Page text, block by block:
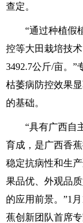
查定。
“通过种植假植
控等大田栽培技
3492.7公斤/亩。”
枯萎病防控效果
的基础。
“具有广西自主
育成，是广西香
稳定抗病性和生
果品优、外观品
的应用前景。”1
蕉创新团队首席